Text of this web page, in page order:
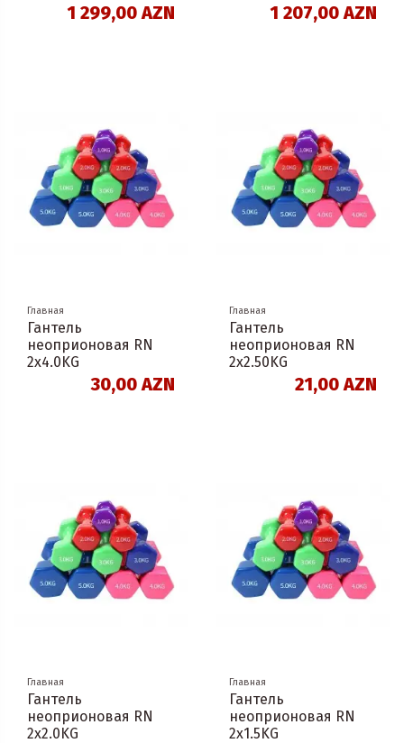
1 299,00 AZN 1 207,00 AZN
Главная
Гантель
неоприоновая RN
2х4.0KG
30,00 AZN
Главная
Гантель
неоприоновая RN
2х2.50KG
21,00 AZN
Главная
Гантель
неоприоновая RN
2х2.0KG
Главная
Гантель
неоприоновая RN
2х1.5KG